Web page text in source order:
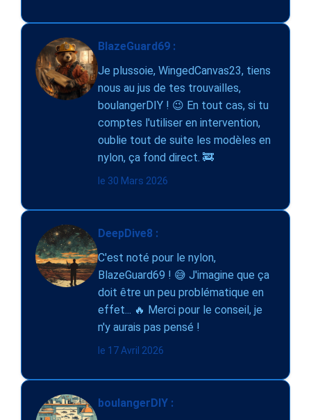
BlazeGuard69 :
Je plussoie, WingedCanvas23, tiens
nous au jus de tes trouvailles,
boulangerDIY ! 😉 En tout cas, si tu
comptes l'utiliser en intervention,
oublie tout de suite les modèles en
nylon, ça fond direct. 🚒
le 30 Mars 2026
DeepDive8 :
C'est noté pour le nylon,
BlazeGuard69 ! 😅 J'imagine que ça
doit être un peu problématique en
effet... 🔥 Merci pour le conseil, je
n'y aurais pas pensé !
le 17 Avril 2026
boulangerDIY :